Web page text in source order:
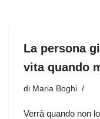
La persona
vita quando
di Maria Boghi
Verrà quando non